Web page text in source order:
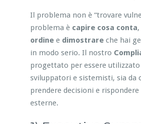
Il problema non è “trovare
problema è capire cosa conta,
ordinee dimostrareche hai
in modo serio. Il nostro
progettato per essere utilizzato
sviluppatori e sistemisti, sia da
prendere decisioni e
esterne.